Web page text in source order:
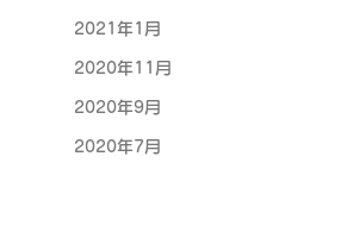
2021年1月
2020年11月
2020年9月
2020年7月